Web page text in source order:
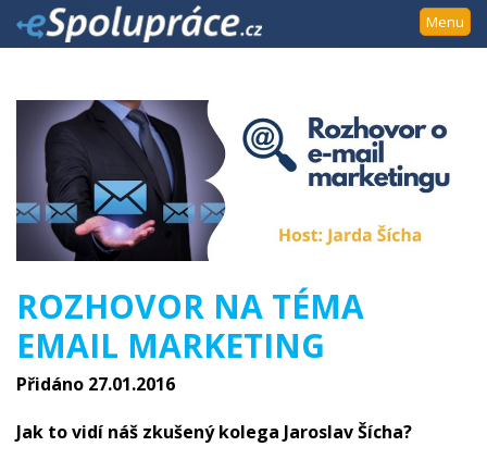
Přejít
k
na
obsah
Přejít
k
postrannímu
sloupci
zkratky
Menu
ROZHOVOR NA TÉMA
EMAIL MARKETING
Přidáno 27.01.2016
Jak to vidí náš zkušený kolega Jaroslav Šícha?